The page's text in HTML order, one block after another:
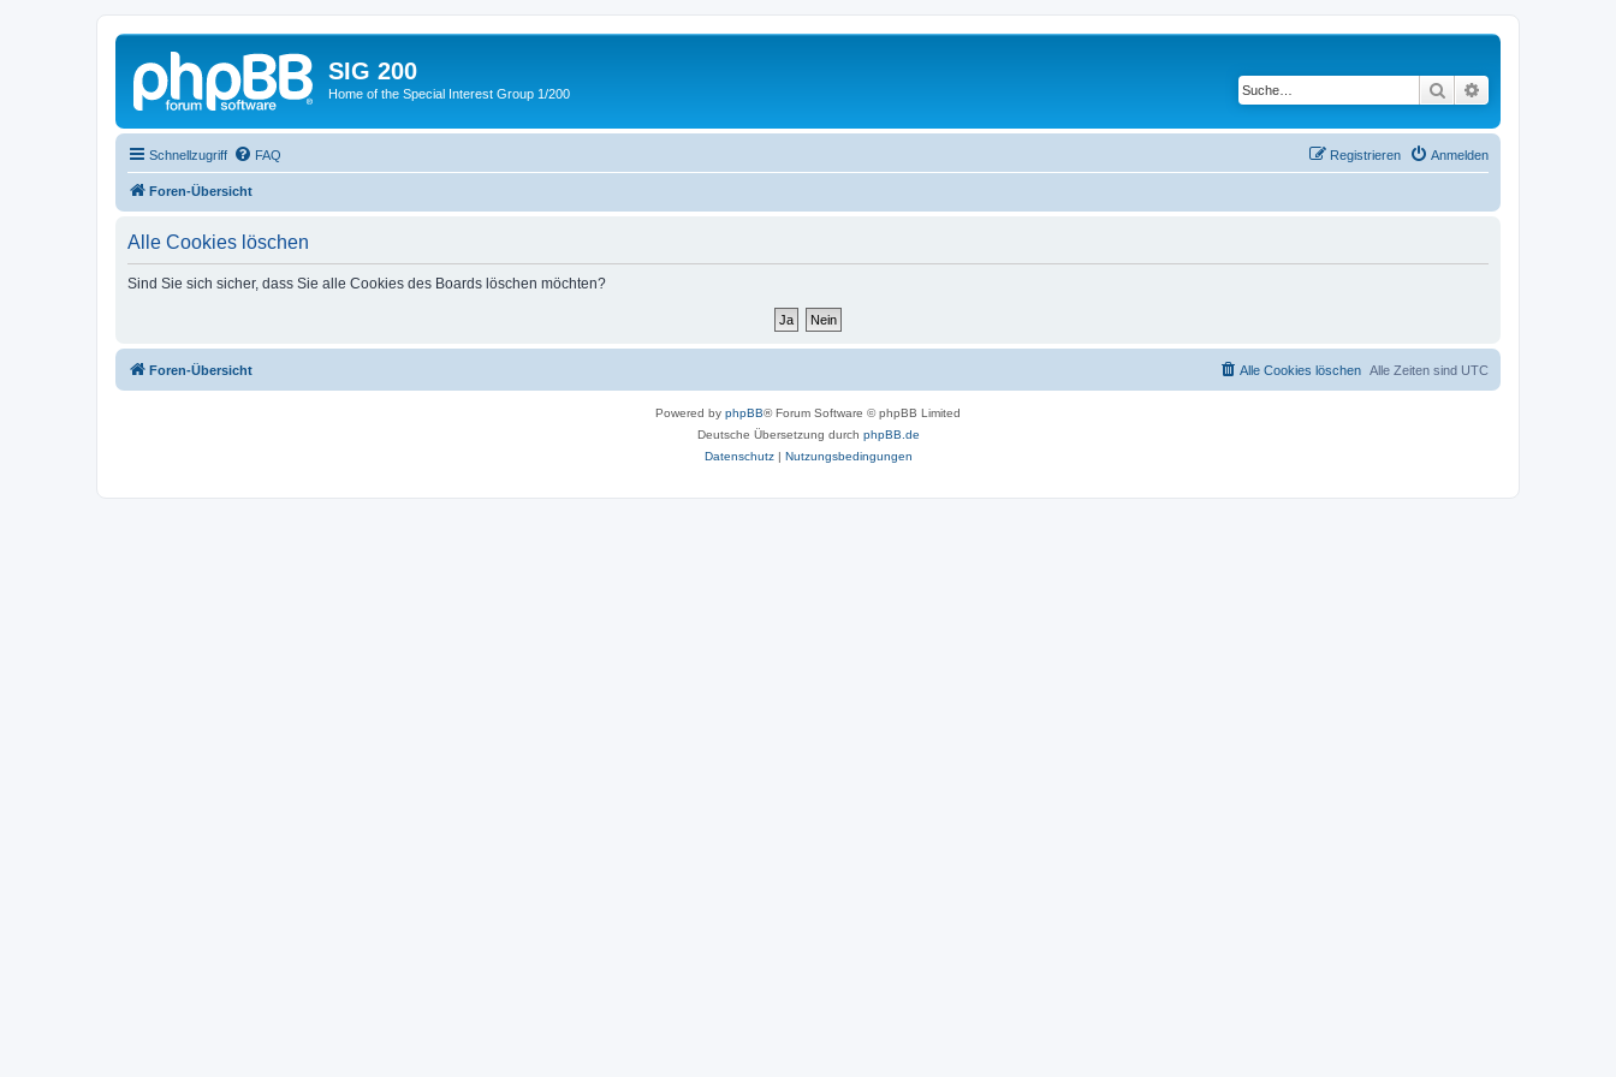
SIG 200
Home of the Special Interest Group 1/200 Suche
Schnellzugriff FAQ Anmelden
Registrieren
Foren-Übersicht
Alle Cookies löschen
Sind Sie sich sicher, dass Sie alle Cookies des Boards löschen möchten?
Foren-Übersicht Alle Zeiten sind UTC
Alle Cookies löschen
Powered by phpBB® Forum Software © phpBB Limited
Deutsche Übersetzung durch phpBB.de
Datenschutz| Nutzungsbedingungen